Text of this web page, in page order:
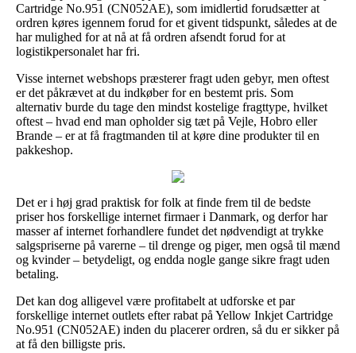
Cartridge No.951 (CN052AE), som imidlertid forudsætter at
ordren køres igennem forud for et givent tidspunkt, således at de
har mulighed for at nå at få ordren afsendt forud for at
logistikpersonalet har fri.
Visse internet webshops præsterer fragt uden gebyr, men oftest
er det påkrævet at du indkøber for en bestemt pris. Som
alternativ burde du tage den mindst kostelige fragttype, hvilket
oftest – hvad end man opholder sig tæt på Vejle, Hobro eller
Brande – er at få fragtmanden til at køre dine produkter til en
pakkeshop.
Det er i høj grad praktisk for folk at finde frem til de bedste
priser hos forskellige internet firmaer i Danmark, og derfor har
masser af internet forhandlere fundet det nødvendigt at trykke
salgspriserne på varerne – til drenge og piger, men også til mænd
og kvinder – betydeligt, og endda nogle gange sikre fragt uden
betaling.
Det kan dog alligevel være profitabelt at udforske et par
forskellige internet outlets efter rabat på Yellow Inkjet Cartridge
No.951 (CN052AE) inden du placerer ordren, så du er sikker på
at få den billigste pris.